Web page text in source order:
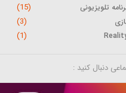
تلویزیونی (15)
(3)
(1)
دنبال کنید :